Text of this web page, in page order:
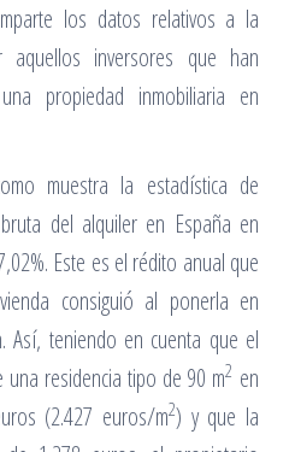
los datos relativos a la
aquellos inversores que han
propiedad inmobiliaria en
muestra la estadística de
del alquiler en España en
Este es el rédito anual que
consiguió al ponerla en
Así, teniendo en cuenta que el
residencia tipo de 90 m2 en
(2.427 euros/m2) y que la